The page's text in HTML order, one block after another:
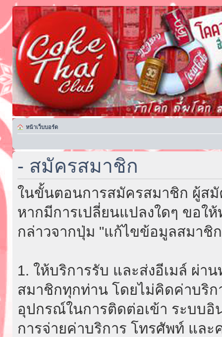
หน้าเว็บบอร์ด
- สมัครสมาชิก
ในขั้นตอนการสมัครสมาชิก ผู้ส
หากมีการเปลี่ยนแปลงใดๆ ขอใ
กล่าวจากปุ่ม "แก้ไขข้อมูลสมาชิ
1. ให้บริการรับ และส่งอีเมล์ ผ่า
สมาชิกทุกท่าน โดยไม่คิดค่าบริก
อุปกรณ์ในการติดต่อเข้า ระบบอิ
การจ่ายค่าบริการ โทรศัพท์ และ